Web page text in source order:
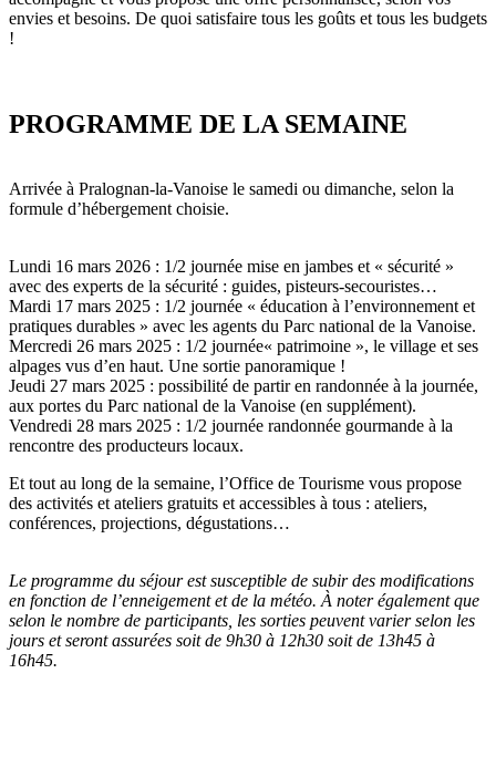
envies et besoins. De quoi satisfaire tous les goûts et tous les budgets
!
PROGRAMME DE LA SEMAINE
Arrivée à Pralognan-la-Vanoise le samedi ou dimanche, selon la
formule d’hébergement choisie.
Lundi 16 mars 2026 : 1/2 journée mise en jambes et « sécurité »
avec des experts de la sécurité : guides, pisteurs-secouristes…
Mardi 17 mars 2025 : 1/2 journée « éducation à l’environnement et
pratiques durables » avec les agents du Parc national de la Vanoise.
Mercredi 26 mars 2025 : 1/2 journée« patrimoine », le village et ses
alpages vus d’en haut. Une sortie panoramique !
Jeudi 27 mars 2025 : possibilité de partir en randonnée à la journée,
aux portes du Parc national de la Vanoise (en supplément).
Vendredi 28 mars 2025 : 1/2 journée randonnée gourmande à la
rencontre des producteurs locaux.
Et tout au long de la semaine, l’Office de Tourisme vous propose
des activités et ateliers gratuits et accessibles à tous : ateliers,
conférences, projections, dégustations…
Le programme du séjour est susceptible de subir des modifications
en fonction de l’enneigement et de la météo. À noter également que
selon le nombre de participants, les sorties peuvent varier selon les
jours et seront assurées soit de 9h30 à 12h30 soit de 13h45 à
16h45.